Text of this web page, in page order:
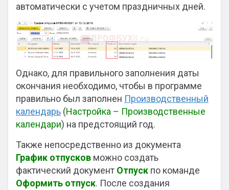
автоматически с учетом праздничных дней.
Однако, для правильного заполнения даты
окончания необходимо, чтобы в программе
правильно был заполнен Производственный
календарь (Настройка – Производственные
календари) на предстоящий год.
Также непосредственно из документа
График отпусков можно создать
фактический документ Отпуск по команде
Оформить отпуск. После создания